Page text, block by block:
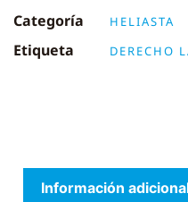
Categoría HELIASTA
Etiqueta DERECHO
Información